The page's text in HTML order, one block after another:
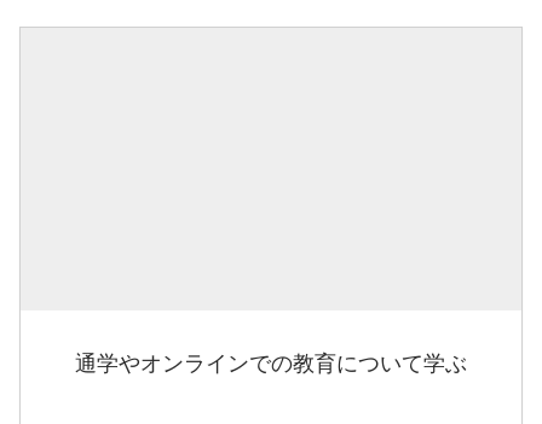
通学やオンラインでの教育について学ぶ